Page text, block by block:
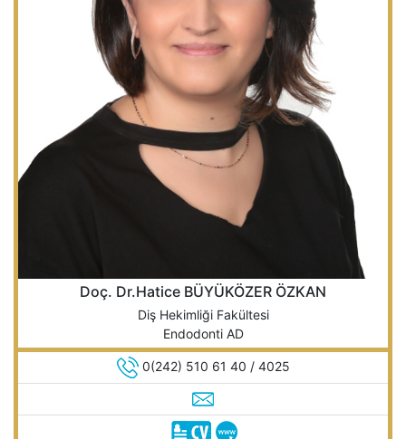
Doç. Dr.Hatice BÜYÜKÖZER ÖZKAN
Diş Hekimliği Fakültesi
Endodonti AD
0(242) 510 61 40 / 4025